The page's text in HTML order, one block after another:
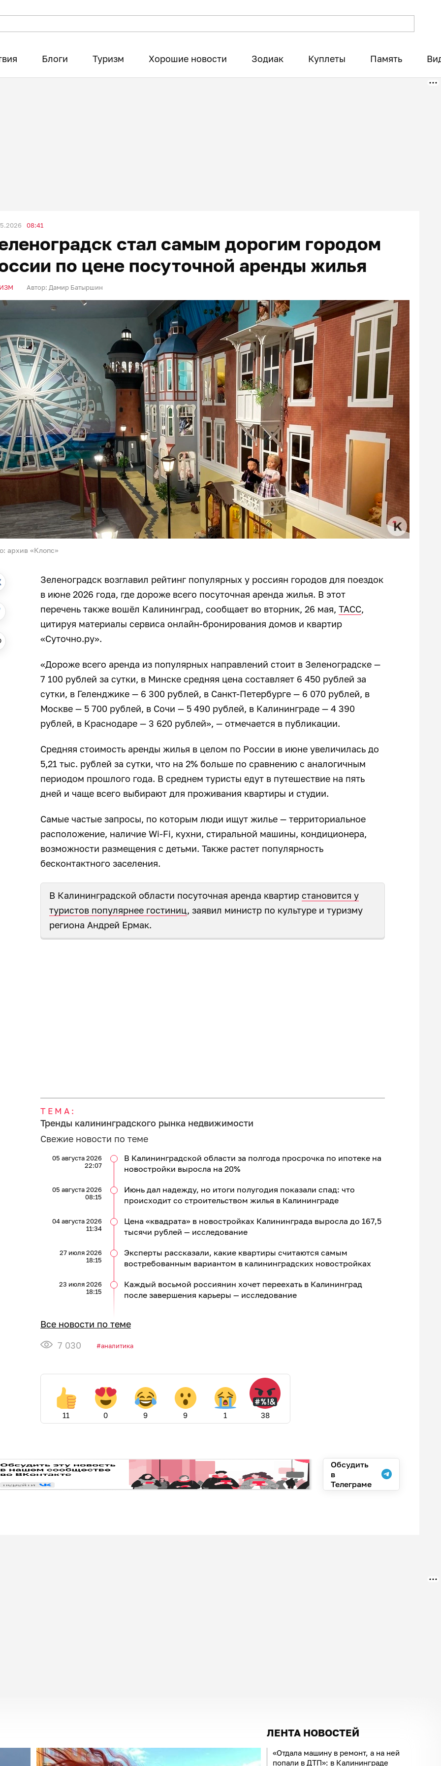
Блоги Туризм Хорошие новости Зодиак Куплеты Память
08:41
стал самым дорогим городом
по цене посуточной аренды жилья
Автор: Дамир Батыршин
архив «Клопс»
Зеленоградск возглавил рейтинг популярных у россиян городов для поездок
в июне 2026 года, где дороже всего посуточная аренда жилья. В этот
перечень также вошёл Калининград, сообщает во вторник, 26 мая, ТАСС,
цитируя материалы сервиса онлайн-бронирования домов и квартир
«Суточно.ру».
«Дороже всего аренда из популярных направлений стоит в Зеленоградске —
7 100 рублей за сутки, в Минске средняя цена составляет 6 450 рублей за
сутки, в Геленджике — 6 300 рублей, в Санкт-Петербурге — 6 070 рублей, в
Москве — 5 700 рублей, в Сочи — 5 490 рублей, в Калининграде — 4 390
рублей, в Краснодаре — 3 620 рублей», — отмечается в публикации.
Средняя стоимость аренды жилья в целом по России в июне увеличилась до
5,21 тыс. рублей за сутки, что на 2% больше по сравнению с аналогичным
периодом прошлого года. В среднем туристы едут в путешествие на пять
дней и чаще всего выбирают для проживания квартиры и студии.
Самые частые запросы, по которым люди ищут жилье — территориальное
расположение, наличие Wi-Fi, кухни, стиральной машины, кондиционера,
возможности размещения с детьми. Также растет популярность
бесконтактного заселения.
В Калининградской области посуточная аренда квартир становится у
туристов популярнее гостиниц, заявил министр по культуре и туризму
региона Андрей Ермак.
ТЕМА:
Тренды калининградского рынка недвижимости
Свежие новости по теме
В Калининградской области за полгода просрочка по ипотеке на
новостройки выросла на 20%
05 августа 2026
22:07
Июнь дал надежду, но итоги полугодия показали спад: что
происходит со строительством жилья в Калининграде
05 августа 2026
08:15
Цена «квадрата» в новостройках Калининграда выросла до 167,5
тысячи рублей — исследование
04 августа 2026
11:34
Эксперты рассказали, какие квартиры считаются самым
востребованным вариантом в калининградских новостройках
27 июля 2026
18:15
Каждый восьмой россиянин хочет переехать в Калининград
после завершения карьеры — исследование
23 июля 2026
18:15
Все новости по теме
7 030
аналитика
11 0 9 9 1 38
Обсудить
в
Телеграме
ЛЕНТА НОВОСТЕЙ
«Отдала машину в ремонт, а на ней
попали в ДТП»: в Калининграде